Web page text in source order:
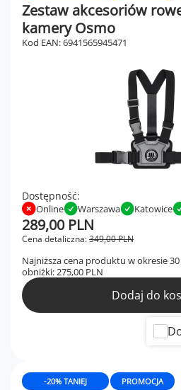
Zestaw akcesoriów
kamery Osmo
Kod EAN: 6941565945471
Dostępność:
Online Warszawa Katowice
Cena detaliczna:349,00 PLN
289,00 PLN
Najniższa cena produktu w okresie
obniżki:275,00 PLN
Dodaj do
PROMOCJA
-20% TANIEJ